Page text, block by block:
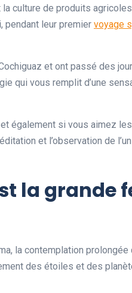
culture de produits
pendant leur premier voyage
et ont passé des
qui vous remplit d’une
également si vous aimez
et l’observation de
la grande
la contemplation
des étoiles et des